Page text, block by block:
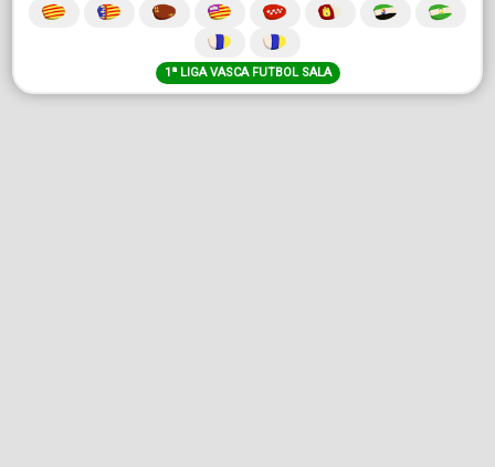
1ª LIGA VASCA FUTBOL SALA